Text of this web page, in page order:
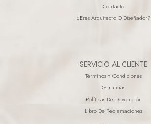
Contacto
¿eres Arquitecto O Diseñador?
SERVICIO AL CLIENTE
Términos Y Condiciones
Garantias
Políticas De Devolución
Libro De Reclamaciones